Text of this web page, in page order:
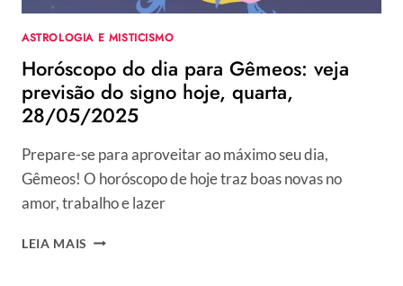
ASTROLOGIA E MISTICISMO
Horóscopo do dia para Gêmeos: veja
previsão do signo hoje, quarta,
28/05/2025
Prepare-se para aproveitar ao máximo seu dia,
Gêmeos! O horóscopo de hoje traz boas novas no
amor, trabalho e lazer
LEIA MAIS HORÓSCOPO